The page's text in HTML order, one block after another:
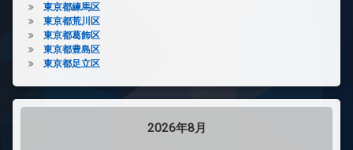
東京都練馬区
東京都荒川区
東京都葛飾区
東京都豊島区
東京都足立区
2026年8月